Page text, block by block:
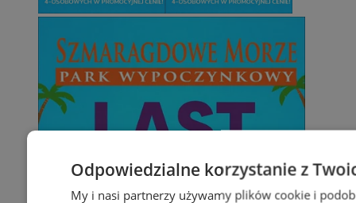
Odpowiedzialne korzystanie z
My i nasi partnerzy używamy plików cookie i